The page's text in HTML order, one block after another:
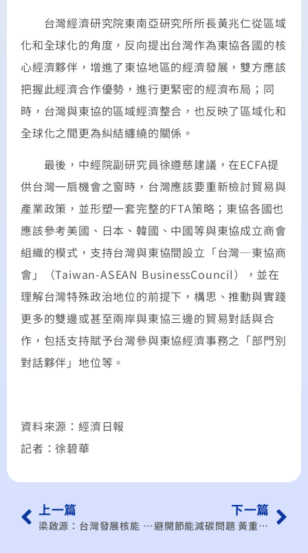
台灣經濟研究院東南亞研究所所長黃兆仁從區域
化和全球化的角度，反向提出台灣作為東協各國的核
心經濟夥伴，增進了東協地區的經濟發展，雙方應該
把握此經濟合作優勢，進行更緊密的經濟布局；同
時，台灣與東協的區域經濟整合，也反映了區域化和
全球化之間更為糾結纏繞的關係。
最後，中經院副研究員徐遵慈建議，在ECFA提
供台灣一扇機會之窗時，台灣應該要重新檢討貿易與
產業政策，並形塑一套完整的FTA策略；東協各國也
應該參考美國、日本、韓國、中國等與東協成立商會
組織的模式，支持台灣與東協間設立「台灣─東協商
會」（Taiwan-ASEAN BusinessCouncil），並在
理解台灣特殊政治地位的前提下，構思、推動與實踐
更多的雙邊或甚至兩岸與東協三邊的貿易對話與合
作，包括支持賦予台灣參與東協經濟事務之「部門別
對話夥伴」地位等。
資料來源：經濟日報
記者：徐碧華
上一篇
梁啟源：台灣發展核能 可行選項
下一篇
避開節能減碳問題 黃重球：強化高價值下游